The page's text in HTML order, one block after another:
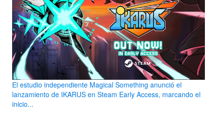
El estudio independiente Magical Something anunció el
lanzamiento de IKARUS en Steam Early Access, marcando el
inicio...